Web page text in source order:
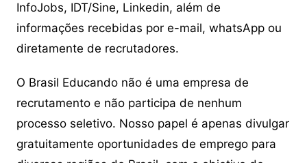
InfoJobs, IDT/Sine, Linkedin, além de
informações recebidas por e-mail, whatsApp ou
diretamente de recrutadores.
O Brasil Educando não é uma empresa de
recrutamento e não participa de nenhum
processo seletivo. Nosso papel é apenas divulgar
gratuitamente oportunidades de emprego para